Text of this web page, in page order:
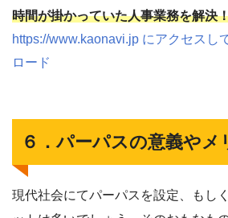
時間が掛かっていた人事業務を解決
https://www.kaonavi.jp にアクセスし
ロード
６．パーパスの意義やメ
現代社会にてパーパスを設定、もし